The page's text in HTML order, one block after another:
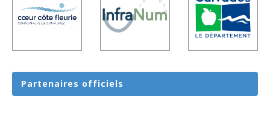
Partenaires officiels